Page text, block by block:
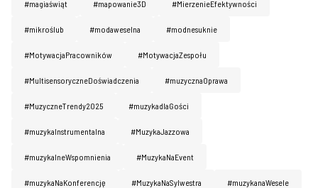
#magiaświąt #mapowanie3D #MierzenieEfektywności
#mikroślub #modaweselna #modnesuknie
#MotywacjaPracowników #MotywacjaZespołu
#MultisensoryczneDoświadczenia #muzycznaOprawa
#MuzyczneTrendy2025 #muzykadlaGości
#muzykaInstrumentalna #MuzykaJazzowa
#muzykalneWspomnienia #MuzykaNaEvent
#muzykaNaKonferencję #MuzykaNaSylwestra #muzykanaWesele